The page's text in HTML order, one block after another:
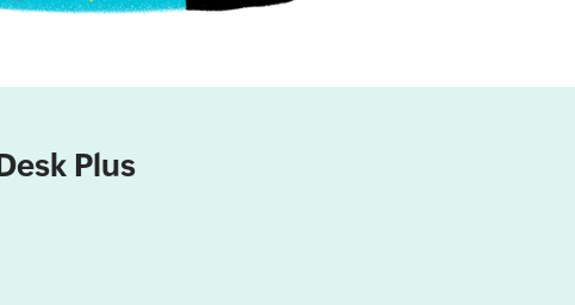
Plus